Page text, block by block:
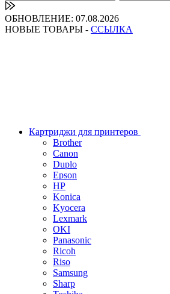
ОБНОВЛЕНИЕ: 07.08.2026
НОВЫЕ ТОВАРЫ - ССЫЛКА
Картриджи для принтеров
Brother
Canon
Duplo
Epson
HP
Konica
Kyocera
Lexmark
OKI
Panasonic
Ricoh
Riso
Samsung
Sharp